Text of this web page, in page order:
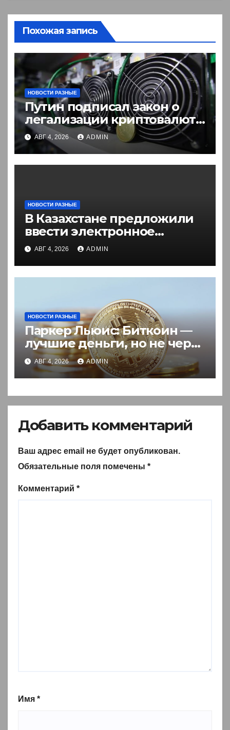
Похожая запись
НОВОСТИ РАЗНЫЕ
Путин подписал закон о
легализации криптовалют
в России. Что нужно знать
АВГ 4, 2026 ADMIN
НОВОСТИ РАЗНЫЕ
В Казахстане предложили
ввести электронное
разрешение на въезд для
иностранцев
АВГ 4, 2026 ADMIN
НОВОСТИ РАЗНЫЕ
Паркер Льюис: Биткоин —
лучшие деньги, но не через
акции
АВГ 4, 2026 ADMIN
Добавить комментарий
Ваш адрес email не будет опубликован.
Обязательные поля помечены *
Комментарий *
Имя *